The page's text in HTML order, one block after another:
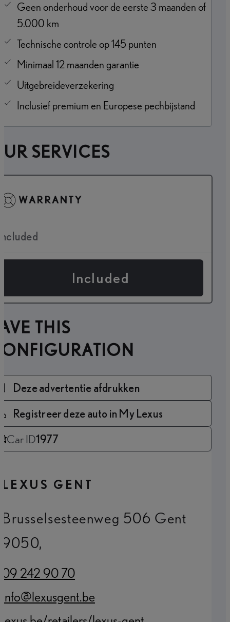
Geen onderhoud voor de eerste 3 maanden of
5.000 km
Technische controle op 145 punten
Minimaal 12 maanden garantie
Uitgebreideverzekering
Inclusief premium en Europese pechbijstand
SERVICES
WARRANTY
Included
THIS
Deze advertentie afdrukken
Registreer deze auto in My Lexus
Car ID1977
LEXUS GENT
Brusselsesteenweg 506 Gent
9050,
09 242 90 70
(Opens in new tab)
info@lexusgent.be
(Opens in new tab)